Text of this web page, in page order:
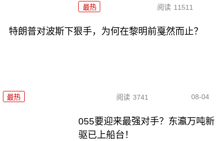
最热 阅读 11511
特朗普对波斯下狠手，为何在黎明前戛然而止？
最热 阅读 3741 08-04
055要迎来最强对手？东瀛万吨新
驱已上船台！